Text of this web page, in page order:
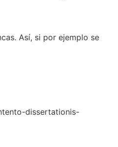
Así, si por ejemplo se
dissertationis-